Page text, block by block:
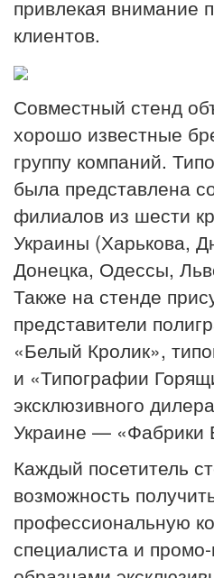
привлекая внимание
клиентов.
Совместный стенд
хорошо известные
группу компаний.
была представлена
филиалов из шести
Украины (Харькова,
Донецка, Одессы,
Также на стенде
представители
«Белый Кролик»,
и «Типографии
эксклюзивного
Украине — «Фабрики
Каждый посетитель
возможность
профессиональную
специалиста и